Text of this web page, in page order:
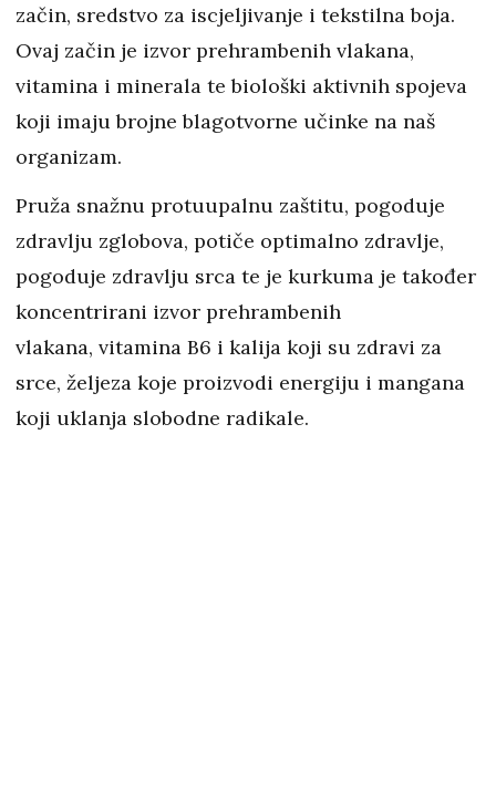
začin, sredstvo za iscjeljivanje i tekstilna boja.
Ovaj začin je izvor prehrambenih vlakana,
vitamina i minerala te biološki aktivnih spojeva
koji imaju brojne blagotvorne učinke na naš
organizam.
Pruža snažnu protuupalnu zaštitu, pogoduje
zdravlju zglobova, potiče optimalno zdravlje,
pogoduje zdravlju srca te je kurkuma je također
koncentrirani izvor prehrambenih
vlakana, vitamina B6 i kalija koji su zdravi za
srce, željeza koje proizvodi energiju i mangana
koji uklanja slobodne radikale.